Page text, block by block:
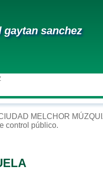
sanchez
MELCHOR
control público.